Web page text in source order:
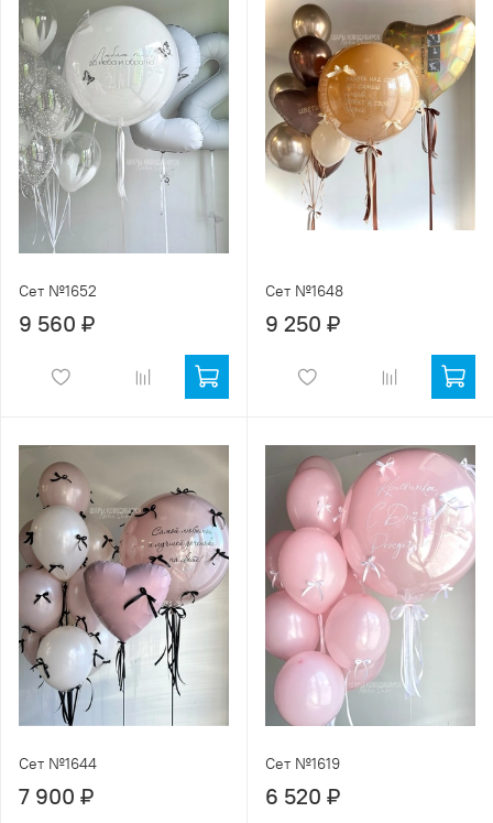
Сет №1652
9 560 ₽
Сет №1648
9 250 ₽
Сет №1644
7 900 ₽
Сет №1619
6 520 ₽